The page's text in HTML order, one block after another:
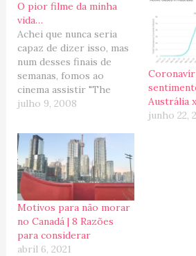
O pior filme da minha
vida…
Achei que nunca seria
capaz de dizer isso, mas
num desses finais de
semanas, fomos ao
cinema assistir "The
Happening", o novo filme
(Fim dos Tempos, em
português). Nem o Mark
Wahlberg (que eu adoro)
conseguiu salvar o
fiasco... (Assita o trailler
em inglês aqui) Para…
julho 9, 2008
Austrália
junho 22,
Motivos para não morar
no Canadá | 8 Razões
para considerar
abril 6, 2021